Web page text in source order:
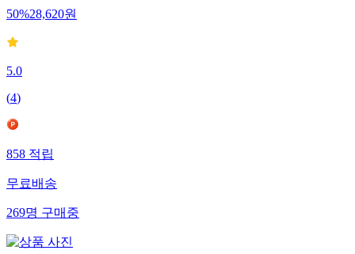
50%28,620원
5.0
(4)
858적립
무료배송
269명구매중